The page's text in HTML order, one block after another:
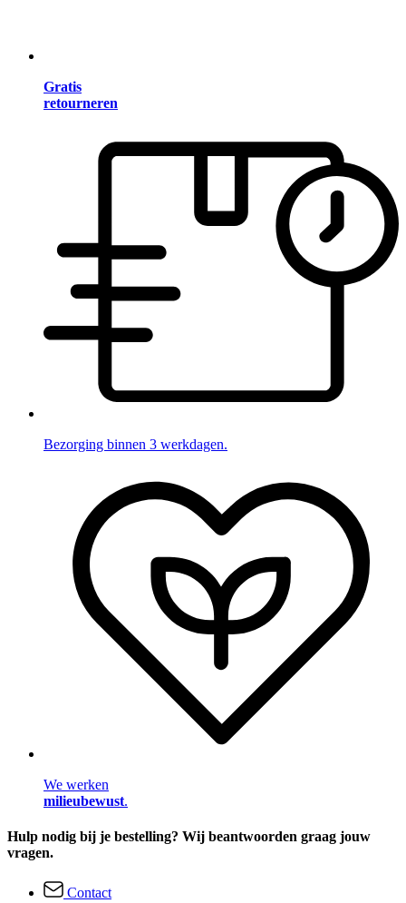
Gratis
retourneren
Bezorging binnen 3 werkdagen.
We werken
milieubewust.
Hulp nodig bij je bestelling? Wij beantwoorden graag jouw
vragen.
Contact